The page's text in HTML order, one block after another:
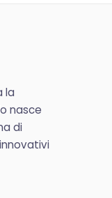
la
nasce
di